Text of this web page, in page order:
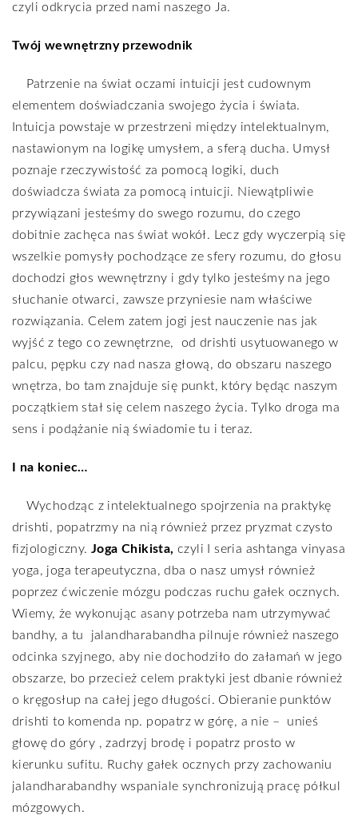
czyli odkrycia przed nami naszego Ja.
Twój wewnętrzny przewodnik
Patrzenie na świat oczami intuicji jest cudownym
elementem doświadczania swojego życia i świata.
Intuicja powstaje w przestrzeni między intelektualnym,
nastawionym na logikę umysłem, a sferą ducha. Umysł
poznaje rzeczywistość za pomocą logiki, duch
doświadcza świata za pomocą intuicji. Niewątpliwie
przywiązani jesteśmy do swego rozumu, do czego
dobitnie zachęca nas świat wokół. Lecz gdy wyczerpią się
wszelkie pomysły pochodzące ze sfery rozumu, do głosu
dochodzi głos wewnętrzny i gdy tylko jesteśmy na jego
słuchanie otwarci, zawsze przyniesie nam właściwe
rozwiązania. Celem zatem jogi jest nauczenie nas jak
wyjść z tego co zewnętrzne,
od drishti usytuowanego w
palcu, pępku czy nad nasza głową, do obszaru naszego
wnętrza, bo tam znajduje się punkt, który będąc naszym
początkiem stał się celem naszego życia. Tylko droga ma
sens i podążanie nią świadomie tu i teraz.
I na koniec…
Wychodząc z intelektualnego spojrzenia na praktykę
drishti, popatrzmy na nią również przez pryzmat czysto
fizjologiczny.Joga Chikista,czyli I seria ashtanga vinyasa
yoga, joga terapeutyczna, dba o nasz umysł również
poprzez ćwiczenie mózgu podczas ruchu gałek ocznych.
Wiemy, że wykonując asany potrzeba nam utrzymywać
bandhy, a tu
jalandharabandha pilnuje również naszego
odcinka szyjnego, aby nie dochodziło do załamań w jego
obszarze, bo przecież celem praktyki jest dbanie również
o kręgosłup na całej jego długości. Obieranie punktów
drishti to komenda np. popatrz w górę, a nie –
unieś
głowę do góry , zadrzyj brodę i popatrz prosto w
kierunku sufitu. Ruchy gałek ocznych przy zachowaniu
jalandharabandhy wspaniale synchronizują pracę półkul
mózgowych.